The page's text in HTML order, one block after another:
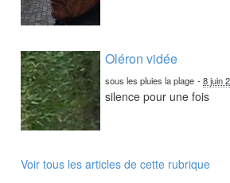
Oléron vidée
sous les pluies la plage -8 juin
silence pour une fois
Voir tous les articles de cette rubrique